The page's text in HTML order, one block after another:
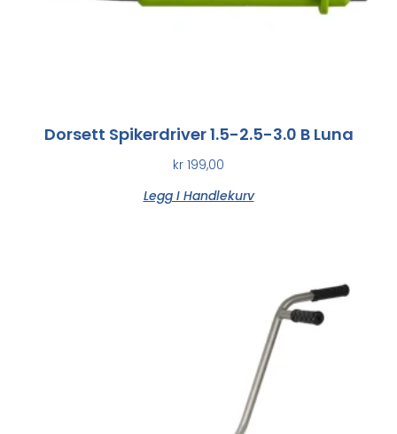
Dorsett Spikerdriver 1.5-2.5-3.0 B Luna
kr 199,00
Legg I Handlekurv